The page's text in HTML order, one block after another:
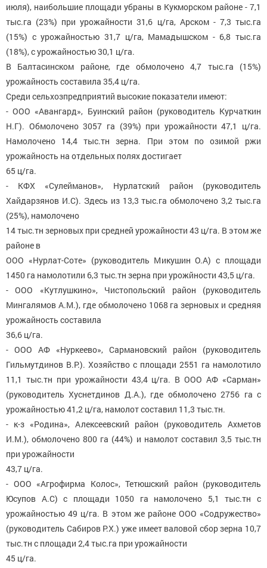
июля), наибольшие площади убраны в Кукморском районе - 7,1
тыс.га (23%) при урожайности 31,6 ц/га, Арском - 7,3 тыс.га
(15%) с урожайностью 31,7 ц/га, Мамадышском - 6,8 тыс.га
(18%), с урожайностью 30,1 ц/га.
В Балтасинском районе, где обмолочено 4,7 тыс.га (15%)
урожайность составила 35,4 ц/га.
Среди сельхозпредприятий высокие показатели имеют:
- ООО «Авангард», Буинский район (руководитель Курчаткин
Н.Г). Обмолочено 3057 га (39%) при урожайности 47,1 ц/га.
Намолочено 14,4 тыс.тн зерна. При этом по озимой ржи
урожайность на отдельных полях достигает
65 ц/га.
- КФХ «Сулейманов», Нурлатский район (руководитель
Хайдарзянов И.С). Здесь из 13,3 тыс.га обмолочено 3,2 тыс.га
(25%), намолочено
14 тыс.тн зерновых при средней урожайности 43 ц/га. В этом же
районе в
ООО «Нурлат-Соте» (руководитель Микушин О.А) с площади
1450 га намолотили 6,3 тыс.тн зерна при урожйности 43,5 ц/га.
- ООО «Кутлушкино», Чистопольский район (руководитель
Мингалямов А.М.), где обмолочено 1068 га зерновых и средняя
урожайность составила
36,6 ц/га.
- ООО АФ «Нуркеево», Сармановский район (руководитель
Гильмутдинов В.Р.). Хозяйство с площади 2551 га намолотило
11,1 тыс.тн при урожайности 43,4 ц/га. В ООО АФ «Сарман»
(руководитель Хуснетдинов Д.А.), где обмолочено 2756 га с
урожайностью 41,2 ц/га, намолот составил 11,3 тыс.тн.
- к-з «Родина», Алексеевский район (руководитель Ахметов
И.М.), обмолочено 800 га (44%) и намолот составил 3,5 тыс.тн
при урожайности
43,7 ц/га.
- ООО «Агрофирма Колос», Тетюшский район (руководитель
Юсупов А.С) с площади 1050 га намолочено 5,1 тыс.тн с
урожайностью 49 ц/га. В этом же районе ООО «Содружество»
(руководитель Сабиров Р.Х.) уже имеет валовой сбор зерна 10,7
тыс.тн с площади 2,4 тыс.га при урожайности
45 ц/га.